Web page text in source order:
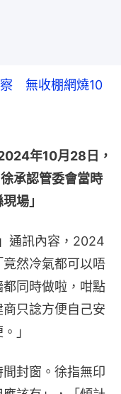
察 無收棚網燒10
年10月28日，
承認管委會當時
場」
通訊內容，2024
然冷氣都可以唔
同時做啦，咁點
只諗方便自己安
」
封窗。徐指無印